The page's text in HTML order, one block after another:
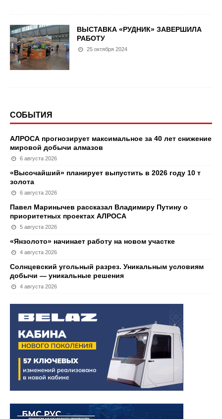
ВЫСТАВКА «РУДНИК» ЗАВЕРШИЛА
РАБОТУ
25 октября 2024
СОБЫТИЯ
АЛРОСА прогнозирует максимальное за 40 лет снижение
мировой добычи алмазов
6 августа 2026
«Высочайший» планирует выпустить в 2026 году 10 т
золота
6 августа 2026
Павел Маринычев рассказал Владимиру Путину о
приоритетных проектах АЛРОСА
5 августа 2026
«Янзолото» начинает работу на новом участке
4 августа 2026
Солнцевский угольный разрез. Уникальным условиям
добычи — уникальные решения
4 августа 2026